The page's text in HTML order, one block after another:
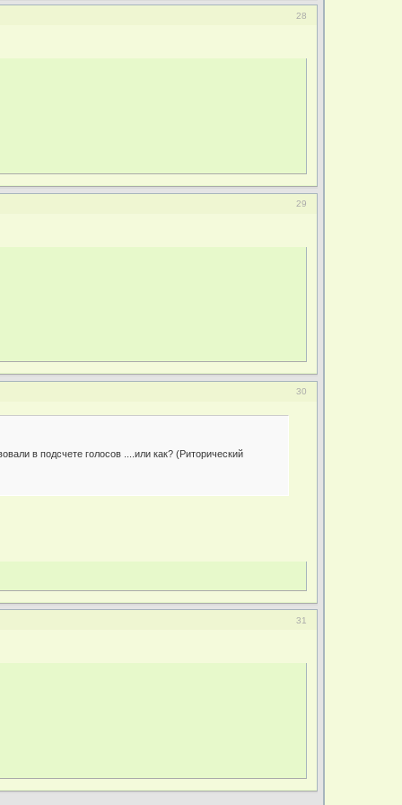
28
29
30
в подсчете голосов ....или как? (Риторический
31